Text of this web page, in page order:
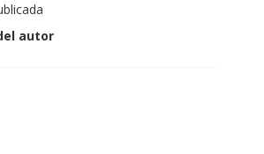
autor